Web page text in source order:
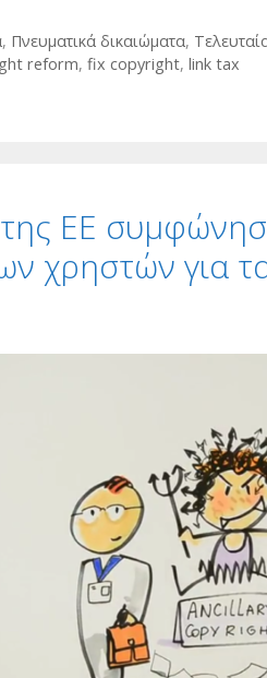
, Πνευματικά δικαιώματα,
reform, fix copyright, link tax
ΕΕ
χρηστών για